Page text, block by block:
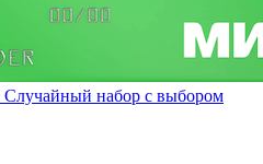
Случайный набор с выбором